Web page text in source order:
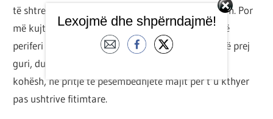
të shtrenjtë pa na treguar gjë neve? Nuk di ta them. Por
më kujtohet që pasi u shpërngulëm në një fshat në
periferi të Sidonit, babai yt u ul në ballkonin e lartë prej
guri, duke buzëqeshur për herë të parë pas shumë
kohësh, në pritje të pesëmbëdhjetë majit për t’u kthyer
pas ushtrive fitimtare.
Lexojmë dhe shpërndajmë!